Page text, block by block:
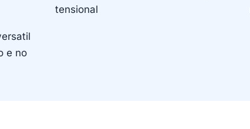
tensional
e no